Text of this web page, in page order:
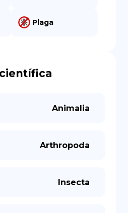
Plaga
Animalia
Arthropoda
Insecta